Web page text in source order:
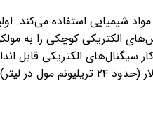
استفاده می‌کند.
الکتریکی کوچکی را به
سیگنال‌های الکتریکی قابل